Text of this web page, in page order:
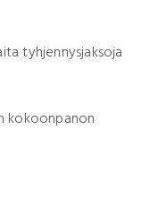
tyhjennysjaksoja
kokoonpanon